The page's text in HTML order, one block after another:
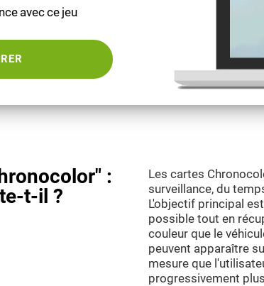
avec ce jeu
:
t-il ?
Les cartes
surveillance, du
L'objectif principal
possible tout en
couleur que le
peuvent apparaître
mesure que
progressivement